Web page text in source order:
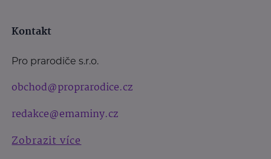
Kontakt
Pro prarodiče s.r.o.
obchod@proprarodice.cz
redakce@emaminy.cz
Zobrazit více